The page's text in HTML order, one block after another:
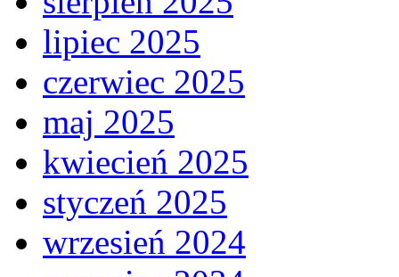
lipiec 2025
czerwiec 2025
maj 2025
kwiecień 2025
styczeń 2025
wrzesień 2024